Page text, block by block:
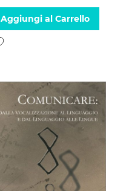
Aggiungi al Carrello
Aggiungi alla lista desideri